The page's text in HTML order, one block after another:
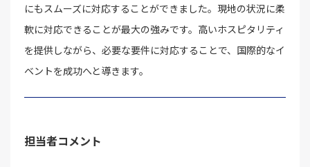
にもスムーズに対応することができました。現地の状況に柔
軟に対応できることが最大の強みです。高いホスピタリティ
を提供しながら、必要な要件に対応することで、国際的なイ
ベントを成功へと導きます。
担当者コメント